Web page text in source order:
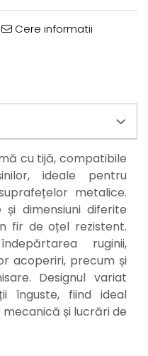
Cere informatii
cu tijă, compatibile
ideale pentru
metalice.
dimensiuni diferite
fir de oțel rezistent.
ruginii,
acoperiri, precum și
Designul variat
înguste, fiind ideal
și lucrări de